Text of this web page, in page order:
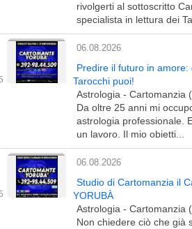
rivolgerti al sottoscritto
specialista in lettura dei
06.08.2026
Predire il futuro in
Tarocchi puoi!
Astrologia - Cartomanzia
Da oltre 25 anni mi
astrologia professionale.
un lavoro. Il mio obietti...
06.08.2026
Studio di Cartomanzia il
YORUBÀ
Astrologia - Cartomanzia
Non chiedere ciò che già